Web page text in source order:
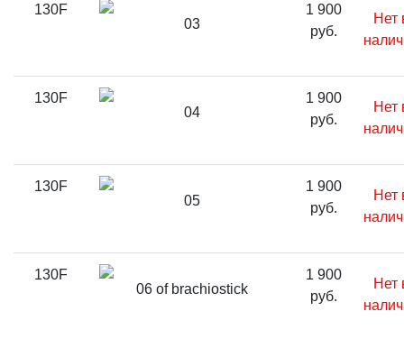
130F
03
1 900
руб.
Нет
130F
04
1 900
руб.
Нет
130F
05
1 900
руб.
Нет
130F
06 of brachiostick
1 900
руб.
Нет